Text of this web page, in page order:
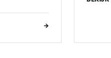
→